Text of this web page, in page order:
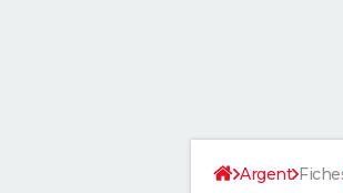
Argent